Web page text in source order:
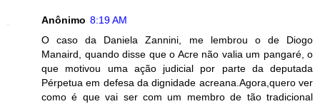
Anônimo 8:19 AM
O caso da Daniela Zannini, me lembrou o de Diogo
Manaird, quando disse que o Acre não valia um pangaré, o
que motivou uma ação judicial por parte da deputada
Pérpetua em defesa da dignidade acreana.Agora,quero ver
como é que vai ser com um membro de tão tradicional